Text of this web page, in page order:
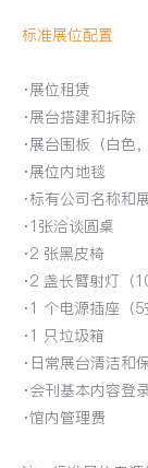
标准展位配置
·展位租赁
·展台搭建和拆除
·展台围板（白色
·展位内地毯
·标有公司名称和
·1张洽谈圆桌
·2 张黑皮椅
·2 盏长臂射灯（
·1 个电源插座（5
·1 只垃圾箱
·日常展台清洁和
·会刊基本内容登
·馆内管理费